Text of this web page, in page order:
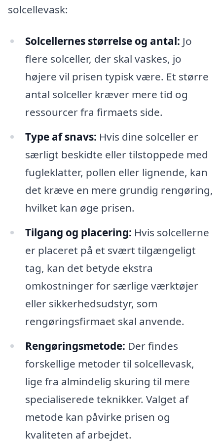
solcellevask:
Solcellernes størrelse og antal: Jo
flere solceller, der skal vaskes, jo
højere vil prisen typisk være. Et større
antal solceller kræver mere tid og
ressourcer fra firmaets side.
Type af snavs: Hvis dine solceller er
særligt beskidte eller tilstoppede med
fugleklatter, pollen eller lignende, kan
det kræve en mere grundig rengøring,
hvilket kan øge prisen.
Tilgang og placering: Hvis solcellerne
er placeret på et svært tilgængeligt
tag, kan det betyde ekstra
omkostninger for særlige værktøjer
eller sikkerhedsudstyr, som
rengøringsfirmaet skal anvende.
Rengøringsmetode: Der findes
forskellige metoder til solcellevask,
lige fra almindelig skuring til mere
specialiserede teknikker. Valget af
metode kan påvirke prisen og
kvaliteten af arbejdet.